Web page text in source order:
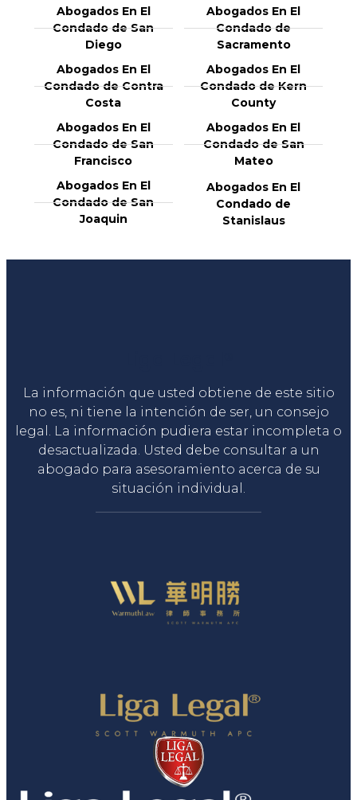
Abogados En El
Condado de San
Diego
Abogados En El
Condado de
Sacramento
Abogados En El
Condado de Contra
Costa
Abogados En El
Condado de Kern
County
Abogados En El
Condado de San
Francisco
Abogados En El
Condado de San
Mateo
Abogados En El
Condado de San
Joaquin
Abogados En El
Condado de
Stanislaus
La información que usted obtiene de este sitio
no es, ni tiene la intención de ser, un consejo
legal. La información pudiera estar incompleta o
desactualizada. Usted debe consultar a un
abogado para asesoramiento acerca de su
situación individual.